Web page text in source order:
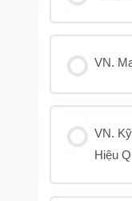
VN.
VN.
Hiệu